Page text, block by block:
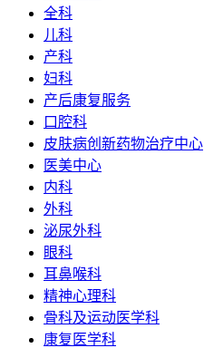
全科
儿科
产科
妇科
产后康复服务
口腔科
皮肤病创新药物治疗中心
医美中心
内科
外科
泌尿外科
眼科
耳鼻喉科
精神心理科
骨科及运动医学科
康复医学科